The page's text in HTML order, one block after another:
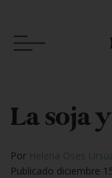
La soja
Por Helena Oses
Publicado diciembre